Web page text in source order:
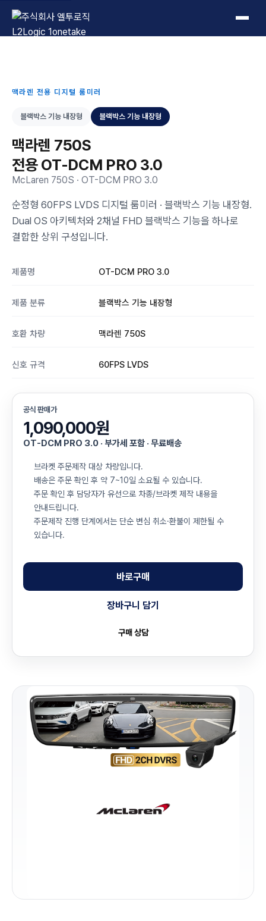
L2Logic 1onetake
맥라렌 전용 디지털 룸미러
블랙박스 기능 내장형 블랙박스 기능 내장형
맥라렌 750S
전용 OT-DCM PRO 3.0
McLaren 750S · OT-DCM PRO 3.0
순정형 60FPS LVDS 디지털 룸미러 · 블랙박스 기능 내장형.
Dual OS 아키텍처와 2채널 FHD 블랙박스 기능을 하나로
결합한 상위 구성입니다.
제품명 OT-DCM PRO 3.0
제품 분류 블랙박스 기능 내장형
호환 차량 맥라렌 750S
신호 규격 60FPS LVDS
공식 판매가
1,090,000원
OT-DCM PRO 3.0 · 부가세 포함 · 무료배송
브라켓 주문제작 대상 차량입니다.
배송은 주문 확인 후 약 7~10일 소요될 수 있습니다.
주문 확인 후 담당자가 유선으로 차종/브라켓 제작 내용을
안내드립니다.
주문제작 진행 단계에서는 단순 변심 취소·환불이 제한될 수
있습니다.
바로구매
장바구니 담기
구매 상담